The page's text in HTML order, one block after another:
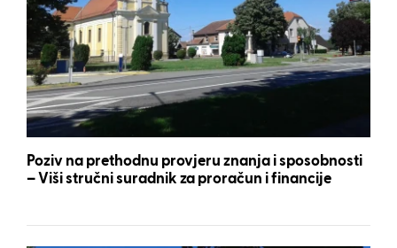
Poziv na prethodnu provjeru znanja i sposobnosti
– Viši stručni suradnik za proračun i financije